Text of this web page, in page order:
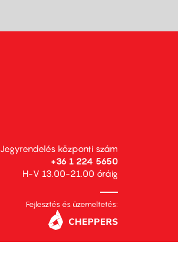
Jegyrendelés központi szám
+36 1 224 5650
H-V 13.00-21.00 óráig
Fejlesztés és üzemeltetés: